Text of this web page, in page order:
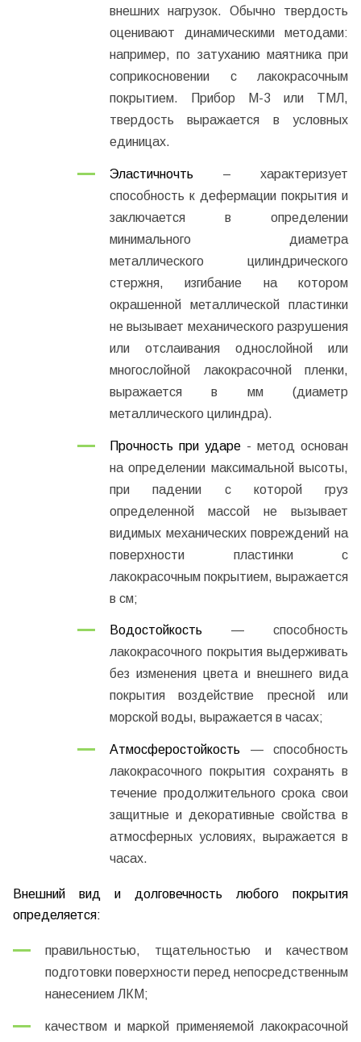
внешних нагрузок. Обычно твердость
оценивают динамическими методами:
например, по затуханию маятника при
соприкосновении с лакокрасочным
покрытием. Прибор М-3 или ТМЛ,
твердость выражается в условных
единицах.
Эластичночть – характеризует
способность к дефермации покрытия и
заключается в определении
минимального диаметра
металлического цилиндрического
стержня, изгибание на котором
окрашенной металлической пластинки
не вызывает механического разрушения
или отслаивания однослойной или
многослойной лакокрасочной пленки,
выражается в мм (диаметр
металлического цилиндра).
Прочность при ударе - метод основан
на определении максимальной высоты,
при падении с которой груз
определенной массой не вызывает
видимых механических повреждений на
поверхности пластинки с
лакокрасочным покрытием, выражается
в см;
Водостойкость — способность
лакокрасочного покрытия выдерживать
без изменения цвета и внешнего вида
покрытия воздействие пресной или
морской воды, выражается в часах;
Атмосферостойкость — способность
лакокрасочного покрытия сохранять в
течение продолжительного срока свои
защитные и декоративные свойства в
атмосферных условиях, выражается в
часах.
Внешний вид и долговечность любого покрытия
определяется:
правильностью, тщательностью и качеством
подготовки поверхности перед непосредственным
нанесением ЛКМ;
качеством и маркой применяемой лакокрасочной